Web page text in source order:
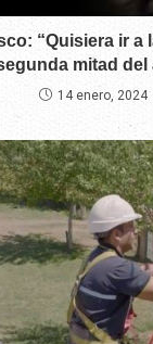
“Quisiera ir a
mitad del
14 enero, 2024